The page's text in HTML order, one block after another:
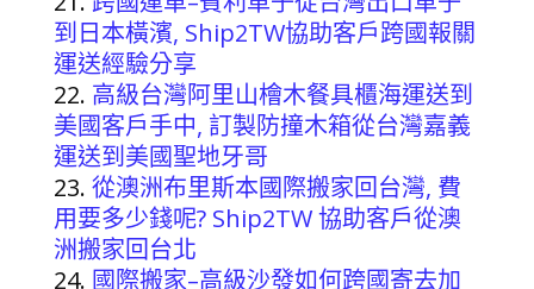
到日本橫濱, Ship2TW協助客戶跨國報關
運送經驗分享
高級台灣阿里山檜木餐具櫃海運送到
美國客戶手中, 訂製防撞木箱從台灣嘉義
運送到美國聖地牙哥
從澳洲布里斯本國際搬家回台灣, 費
用要多少錢呢? Ship2TW 協助客戶從澳
洲搬家回台北
國際搬家–高級沙發如何跨國寄去加